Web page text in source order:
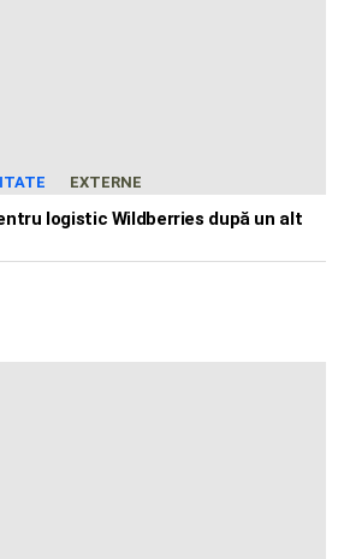
EXTERNE
logistic Wildberries după un alt